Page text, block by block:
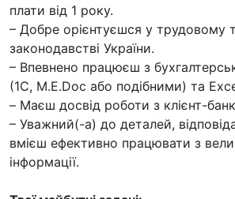
плати від 1 року.
– Добре орієнтуєшся у трудовому
законодавстві України.
– Впевнено працюєш з
(1С, M.E.Doc або подібними) та
– Маєш досвід роботи з клієнт-
– Уважний(-а) до деталей,
вмієш ефективно працювати з
інформації.